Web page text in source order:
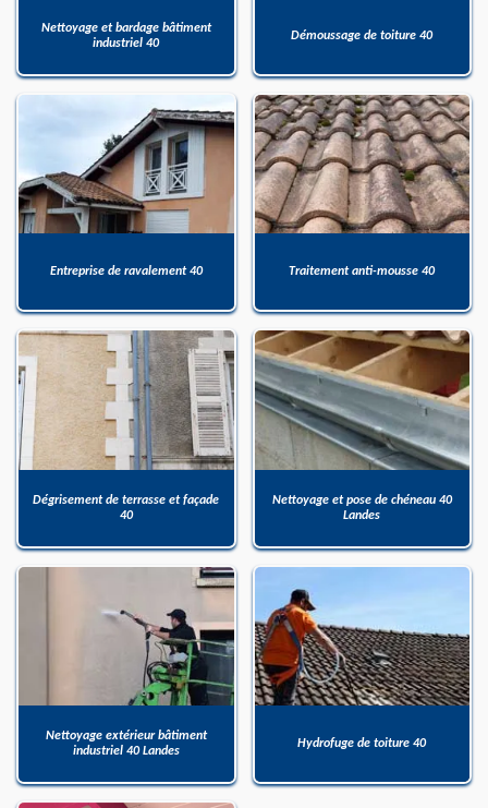
Nettoyage et bardage bâtiment
industriel 40
Démoussage de toiture 40
Entreprise de ravalement 40 Traitement anti-mousse 40
Dégrisement de terrasse et façade
40
Nettoyage et pose de chéneau 40
Landes
Nettoyage extérieur bâtiment
industriel 40 Landes
Hydrofuge de toiture 40